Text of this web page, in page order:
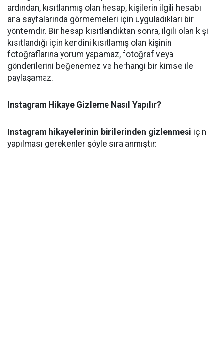
ardından, kısıtlanmış olan hesap, kişilerin ilgili hesabı
ana sayfalarında görmemeleri için uyguladıkları bir
yöntemdir. Bir hesap kısıtlandıktan sonra, ilgili olan kişi
kısıtlandığı için kendini kısıtlamış olan kişinin
fotoğraflarına yorum yapamaz, fotoğraf veya
gönderilerini beğenemez ve herhangi bir kimse ile
paylaşamaz.
Instagram Hikaye Gizleme Nasıl Yapılır?
Instagram hikayelerinin birilerinden gizlenmesi için
yapılması gerekenler şöyle sıralanmıştır: